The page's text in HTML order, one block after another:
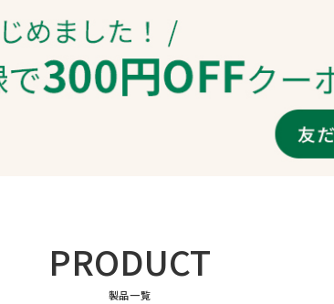
PRODUCT
製品一覧